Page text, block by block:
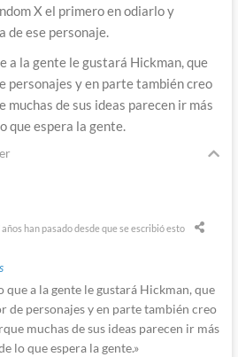
X el primero en odiarlo y
de ese personaje.
a la gente le gustará Hickman, que
personajes y en parte también creo
muchas de sus ideas parecen ir más
que espera la gente.
años han pasado desde que se escribió esto
que a la gente le gustará Hickman, que
de personajes y en parte también creo
muchas de sus ideas parecen ir más
lo que espera la gente.»